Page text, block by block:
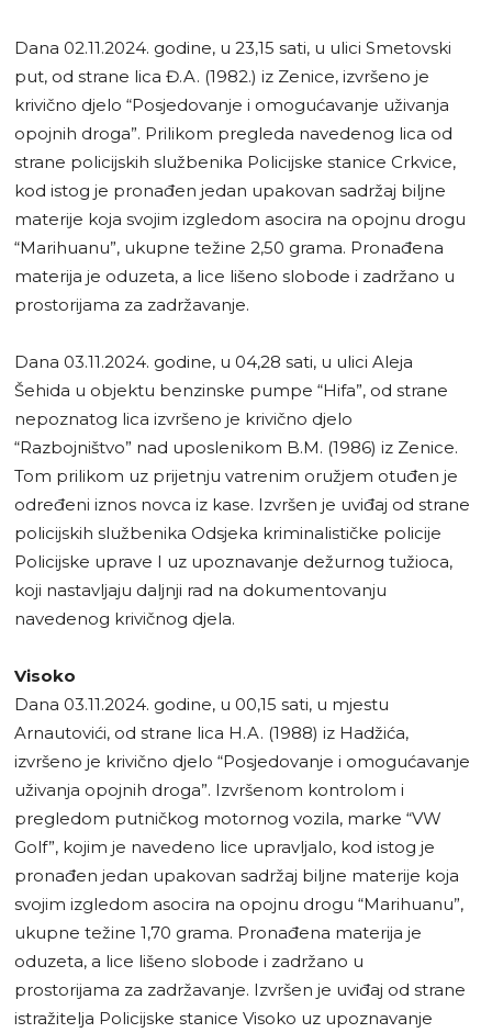
Dana 02.11.2024. godine, u 23,15 sati, u ulici Smetovski
put, od strane lica Đ.A. (1982.) iz Zenice, izvršeno je
krivično djelo “Posjedovanje i omogućavanje uživanja
opojnih droga”. Prilikom pregleda navedenog lica od
strane policijskih službenika Policijske stanice Crkvice,
kod istog je pronađen jedan upakovan sadržaj biljne
materije koja svojim izgledom asocira na opojnu drogu
“Marihuanu”, ukupne težine 2,50 grama. Pronađena
materija je oduzeta, a lice lišeno slobode i zadržano u
prostorijama za zadržavanje.
Dana 03.11.2024. godine, u 04,28 sati, u ulici Aleja
Šehida u objektu benzinske pumpe “Hifa”, od strane
nepoznatog lica izvršeno je krivično djelo
“Razbojništvo” nad uposlenikom B.M. (1986) iz Zenice.
Tom prilikom uz prijetnju vatrenim oružjem otuđen je
određeni iznos novca iz kase. Izvršen je uviđaj od strane
policijskih službenika Odsjeka kriminalističke policije
Policijske uprave I uz upoznavanje dežurnog tužioca,
koji nastavljaju daljnji rad na dokumentovanju
navedenog krivičnog djela.
Visoko
Dana 03.11.2024. godine, u 00,15 sati, u mjestu
Arnautovići, od strane lica H.A. (1988) iz Hadžića,
izvršeno je krivično djelo “Posjedovanje i omogućavanje
uživanja opojnih droga”. Izvršenom kontrolom i
pregledom putničkog motornog vozila, marke “VW
Golf”, kojim je navedeno lice upravljalo, kod istog je
pronađen jedan upakovan sadržaj biljne materije koja
svojim izgledom asocira na opojnu drogu “Marihuanu”,
ukupne težine 1,70 grama. Pronađena materija je
oduzeta, a lice lišeno slobode i zadržano u
prostorijama za zadržavanje. Izvršen je uviđaj od strane
istražitelja Policijske stanice Visoko uz upoznavanje